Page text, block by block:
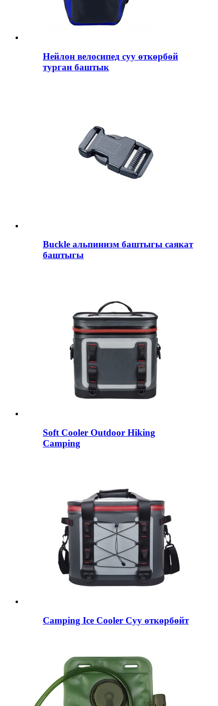
Нейлон велосипед суу өткөрбөй
турган баштык
Buckle альпинизм баштыгы саякат
баштыгы
Soft Cooler Outdoor Hiking
Camping
Camping Ice Cooler Суу өткөрбөйт